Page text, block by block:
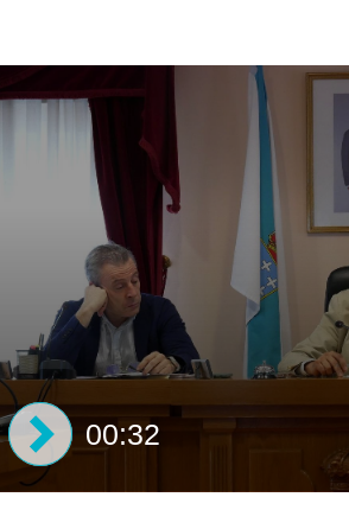
00:32